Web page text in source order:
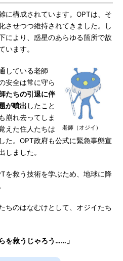
に構成されています。OPTは、そ
させつつ維持されてきました。し
により、惑星のあらゆる箇所で故
います。
老師（オジイ）
している老師
安全は常に守ら
たちの引退に伴
が噴出 したこと
崩れ去ってしま
えた住人たちは
た。OPT政府も公式に緊急事態宣
しました。
を救う技術を学ぶため、地球に降
ちのはなむけとして、オジイたち
を救うじゃろう……」